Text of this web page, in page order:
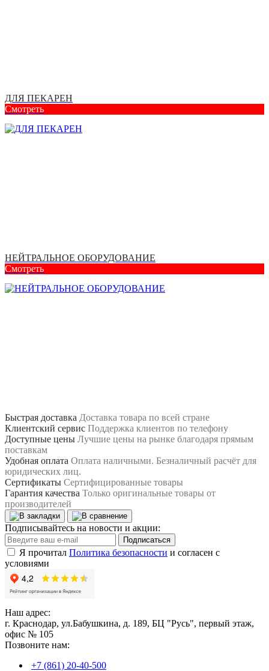
ДЛЯ ПЕКАРЕН
Смотреть
НЕЙТРАЛЬНОЕ ОБОРУДОВАНИЕ
Смотреть
Быстрая доставка Доставка товара по всей стране
Клиентский сервис Поддержка клиентов по телефону
Доступные цены Лучшие цены на рынке благодаря прямым
поставкам
Удобная оплата Оплата наличными. Безналичный расчёт для
юридических лиц.
Сертификаты Сертифицированные товары
Гарантия качества Только оригинальные товары от
производителей
Подписывайтесь на новости и акции:
Подписаться
Я прочитал Политика безопасности и согласен с
условиями
Наш адрес:
г. Краснодар, ул.Бабушкина, д. 189, БЦ "Русь", первый этаж,
офис № 105
Позвоните нам:
+7 (861) 20-40-500